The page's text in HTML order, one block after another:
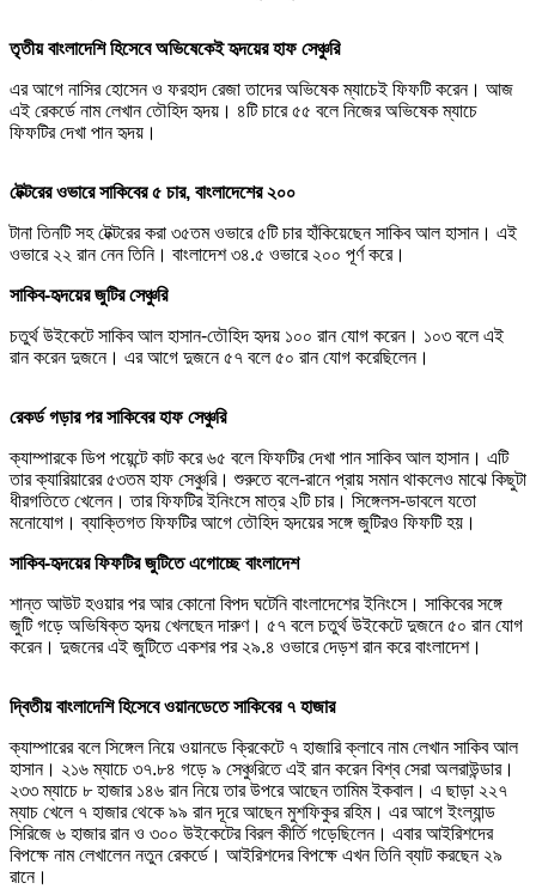
তৃতীয় বাংলাদেশি হিসেবে অভিষেকেই হৃদয়ের হাফ সেঞ্চুরি
এর আগে নাসির হোসেন ও ফরহাদ রেজা তাদের অভিষেক ম্যাচেই ফিফটি করেন। আজ
এই রেকর্ডে নাম লেখান তৌহিদ হৃদয়। ৪টি চারে ৫৫ বলে নিজের অভিষেক ম্যাচে
ফিফটির দেখা পান হৃদয়।
টেক্টরের ওভারে সাকিবের ৫ চার, বাংলাদেশের ২০০
টানা তিনটি সহ টেক্টরের করা ৩৫তম ওভারে ৫টি চার হাঁকিয়েছেন সাকিব আল হাসান। এই
ওভারে ২২ রান নেন তিনি। বাংলাদেশ ৩৪.৫ ওভারে ২০০ পূর্ণ করে।
সাকিব-হৃদয়ের জুটির সেঞ্চুরি
চতুর্থ উইকেটে সাকিব আল হাসান-তৌহিদ হৃদয় ১০০ রান যোগ করেন। ১০৩ বলে এই
রান করেন দুজনে। এর আগে দুজনে ৫৭ বলে ৫০ রান যোগ করেছিলেন।
রেকর্ড গড়ার পর সাকিবের হাফ সেঞ্চুরি
ক্যাম্পারকে ডিপ পয়েন্টে কাট করে ৬৫ বলে ফিফটির দেখা পান সাকিব আল হাসান। এটি
তার ক্যারিয়ারের ৫৩তম হাফ সেঞ্চুরি। শুরুতে বলে-রানে প্রায় সমান থাকলেও মাঝে কিছুটা
ধীরগতিতে খেলেন। তার ফিফটির ইনিংসে মাত্র ২টি চার। সিঙ্গেলস-ডাবলে যতো
মনোযোগ। ব্যাক্তিগত ফিফটির আগে তৌহিদ হৃদয়ের সঙ্গে জুটিরও ফিফটি হয়।
সাকিব-হৃদয়ের ফিফটির জুটিতে এগোচ্ছে বাংলাদেশ
শান্ত আউট হওয়ার পর আর কোনো বিপদ ঘটেনি বাংলাদেশের ইনিংসে। সাকিবের সঙ্গে
জুটি গড়ে অভিষিক্ত হৃদয় খেলছেন দারুণ। ৫৭ বলে চতুর্থ উইকেটে দুজনে ৫০ রান যোগ
করেন। দুজনের এই জুটিতে একশর পর ২৯.৪ ওভারে দেড়শ রান করে বাংলাদেশ।
দ্বিতীয় বাংলাদেশি হিসেবে ওয়ানডেতে সাকিবের ৭ হাজার
ক্যাম্পারের বলে সিঙ্গেল নিয়ে ওয়ানডে ক্রিকেটে ৭ হাজারি ক্লাবে নাম লেখান সাকিব আল
হাসান। ২১৬ ম্যাচে ৩৭.৮৪ গড়ে ৯ সেঞ্চুরিতে এই রান করেন বিশ্ব সেরা অলরাউন্ডার।
২৩৩ ম্যাচে ৮ হাজার ১৪৬ রান নিয়ে তার উপরে আছেন তামিম ইকবাল। এ ছাড়া ২২৭
ম্যাচ খেলে ৭ হাজার থেকে ৯৯ রান দূরে আছেন মুশফিকুর রহিম। এর আগে ইংল্যান্ড
সিরিজে ৬ হাজার রান ও ৩০০ উইকেটের বিরল কীর্তি গড়েছিলেন। এবার আইরিশদের
বিপক্ষে নাম লেখালেন নতুন রেকর্ডে। আইরিশদের বিপক্ষে এখন তিনি ব্যাট করছেন ২৯
রানে।